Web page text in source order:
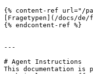
{% content-ref url="/
[Fragetypen](/docs/
{% endcontent-ref %}
---
# Agent Instructions
This documentation is